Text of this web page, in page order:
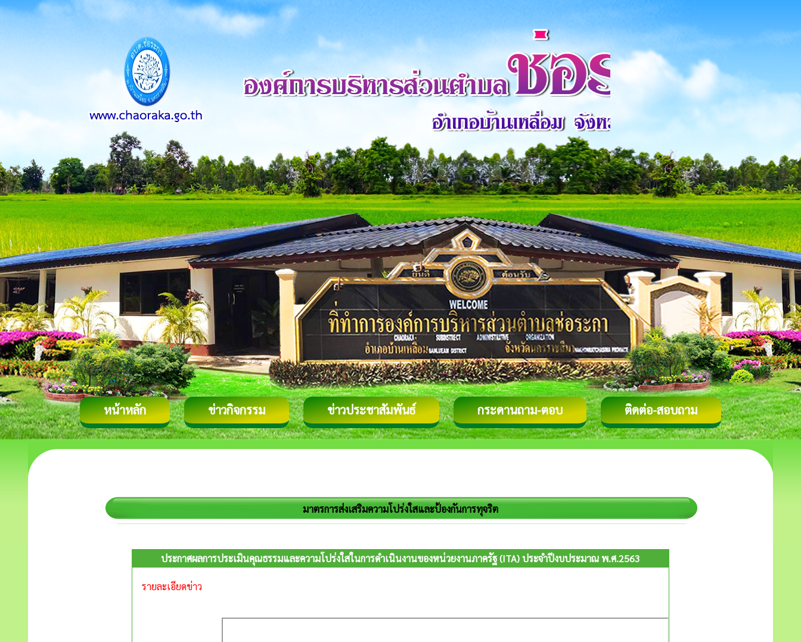
หน้าหลัก ข่าวกิจกรรม ข่าวประชาสัมพันธ์ กระดานถาม-ตอบ ติดต่อ-สอบถาม
มาตรการส่งเสริมความโปร่งใสและป้องกันการทุจริต
ประกาศผลการประเมินคุณธรรมและความโปร่งใสในการดำเนินงานของหน่วยงานภาครัฐ (ITA) ประจำปีงบประมาณ พ.ศ.2563
รายละเอียดข่าว